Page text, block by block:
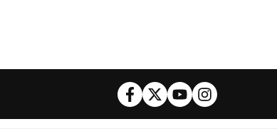
Facebook
TwitterYoutubeInstagram